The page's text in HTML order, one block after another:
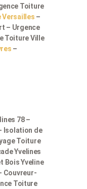
Toiture
Versailles –
– Urgence
Toiture Ville
–
78 –
Isolation de
Toiture
Yvelines
Bois Yveline
Couvreur-
Toiture